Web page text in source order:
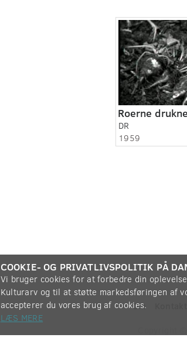
Roerne
DR
1959
Om
COOKIE- OG PRIVATLIVSPOLITIK PÅ
Vi bruger cookies for at forbedre din
Kulturarv og til at støtte markedsføringen af
accepterer du vores brug af cookies.
LÆS MERE